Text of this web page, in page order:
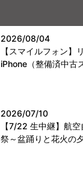
2026/08/04
【スマイルフォン】
iPhone（整備済中古
2026/07/10
【7/22 生中継】航
祭～盆踊りと花火の